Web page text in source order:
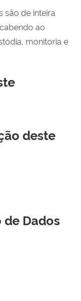
são de inteira
ao
monitoria e
deste
de Dados